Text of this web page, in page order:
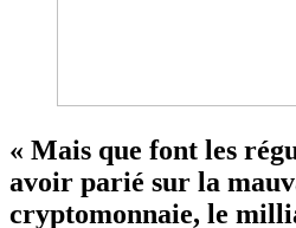
« Mais que font les
avoir parié sur la
cryptomonnaie, le